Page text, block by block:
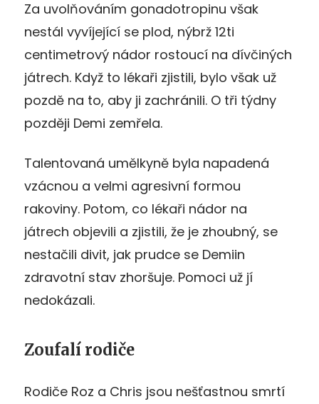
Za uvolňováním gonadotropinu však
nestál vyvíjející se plod, nýbrž 12ti
centimetrový nádor rostoucí na dívčiných
játrech. Když to lékaři zjistili, bylo však už
pozdě na to, aby ji zachránili. O tři týdny
později Demi zemřela.
Talentovaná umělkyně byla napadená
vzácnou a velmi agresivní formou
rakoviny. Potom, co lékaři nádor na
játrech objevili a zjistili, že je zhoubný, se
nestačili divit, jak prudce se Demiin
zdravotní stav zhoršuje. Pomoci už jí
nedokázali.
Zoufalí rodiče
Rodiče Roz a Chris jsou nešťastnou smrtí